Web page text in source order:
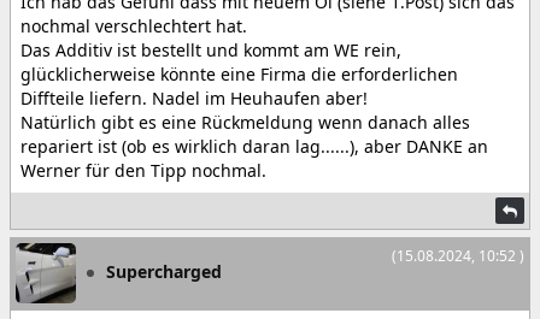
nochmal verschlechtert hat.
Das Additiv ist bestellt und kommt am WE rein,
glücklicherweise könnte eine Firma die erforderlichen
Diffteile liefern. Nadel im Heuhaufen aber!
Natürlich gibt es eine Rückmeldung wenn danach alles
repariert ist (ob es wirklich daran lag......), aber DANKE an
Werner für den Tipp nochmal.
(15.08.2024, 10:52 )
Supercharged